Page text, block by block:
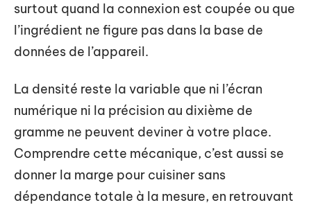
surtout quand la connexion est coupée ou que
l’ingrédient ne figure pas dans la base de
données de l’appareil.
La densité reste la variable que ni l’écran
numérique ni la précision au dixième de
gramme ne peuvent deviner à votre place.
Comprendre cette mécanique, c’est aussi se
donner la marge pour cuisiner sans
dépendance totale à la mesure, en retrouvant